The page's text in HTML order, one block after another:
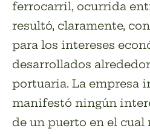
ferrocarril, ocurrida
resultó, claramente,
para los intereses
desarrollados
portuaria. La empresa
manifestó ningún
de un puerto en el cual